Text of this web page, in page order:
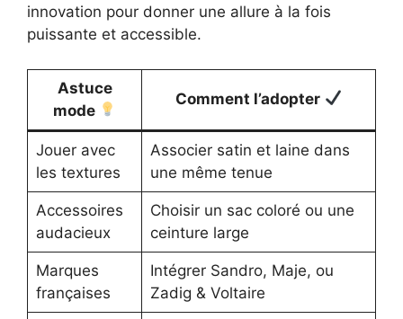
innovation pour donner une allure à la fois
puissante et accessible.
Astuce
mode
Comment l’adopter
Jouer avec
les textures
Associer satin et laine dans
une même tenue
Accessoires
audacieux
Choisir un sac coloré ou une
ceinture large
Marques
françaises
Intégrer Sandro, Maje, ou
Zadig & Voltaire